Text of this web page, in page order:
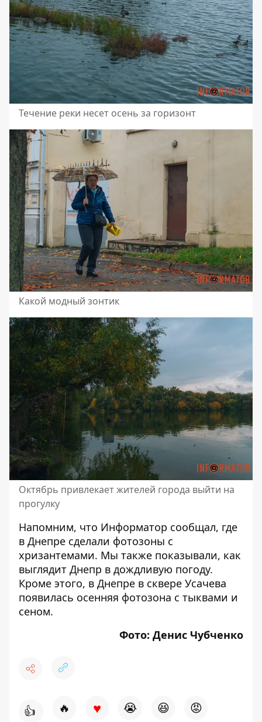
Течение реки несет осень за горизонт
Какой модный зонтик
Октябрь привлекает жителей города выйти на
прогулку
Напомним, что Информатор сообщал, где
в Днепре сделали фотозоны с
хризантемами. Мы также показывали, как
выглядит Днепр в дождливую погоду.
Кроме этого, в Днепре в сквере Усачева
появилась осенняя фотозона с тыквами и
сеном.
Фото: Денис Чубченко
👍 🔥 ♥ 😭 😆 😡